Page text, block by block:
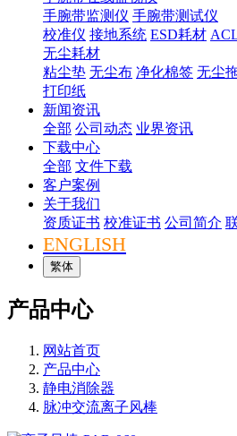
手腕带监测仪 手腕带测试仪
校准仪 接地系统 ESD耗材
无尘耗材
粘尘垫 无尘布 净化棉签 无尘
打印纸
新闻资讯
全部 公司动态 业界资讯
下载中心
全部 文件下载
客户案例
关于我们
资质证书 校准证书 公司简介
ENGLISH
繁体
产品中心
网站首页
产品中心
静电消除器
脉冲交流离子风棒